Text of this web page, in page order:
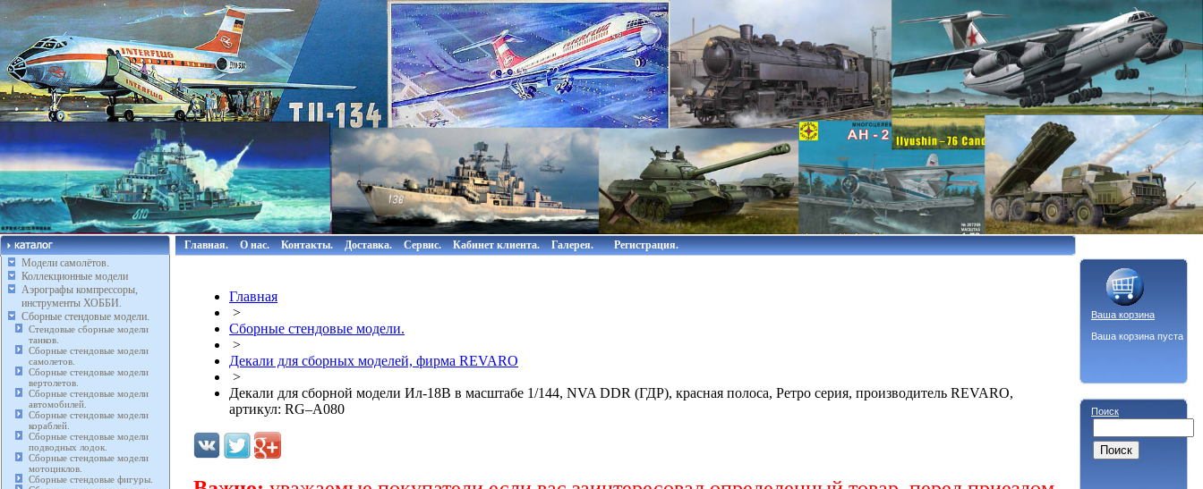
Модели самолётов.
Коллекционные модели
Аэрографы компрессоры,
инструменты ХОББИ.
Сборные стендовые модели.
Стендовые сборные модели
танков.
Сборные стендовые модели
самолетов.
Сборные стендовые модели
вертолетов.
Сборные стендовые модели
автомобилей.
Сборные стендовые модели
кораблей.
Сборные стендовые модели
подводных лодок.
Сборные стендовые модели
мотоциклов.
Сборные стендовые фигуры.
Главная. О нас. Контакты. Доставка. Сервис. Кабинет клиента. Галерея. Регистрация.
Главная
>
Сборные стендовые модели.
>
Декали для сборных моделей, фирма REVARO
>
Декали для сборной модели Ил-18В в масштабе 1/144, NVA DDR (ГДР), красная полоса, Ретро серия, производитель REVARO,
артикул: RG–A080
Ваша корзина
Ваша корзина пуста
Поиск